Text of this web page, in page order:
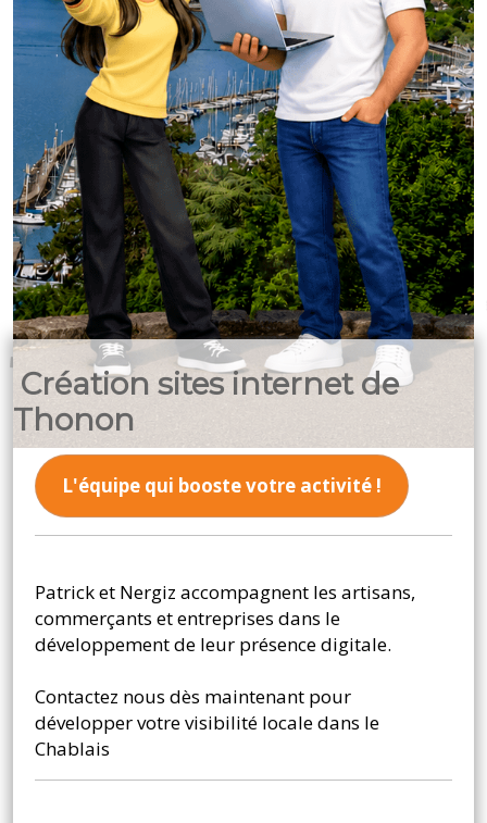
Création sites internet de
Thonon
L'équipe qui booste votre activité !
Patrick et Nergiz accompagnent les artisans,
commerçants et entreprises dans le
développement de leur présence digitale.
Contactez nous dès maintenant pour
développer votre visibilité locale dans le
Chablais